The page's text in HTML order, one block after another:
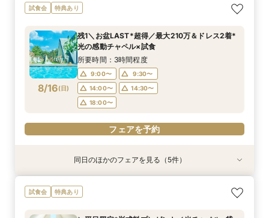
8/15(土)
＼1軒目限定★3万ギフト付／ドレス＆挙式料プレ
ゼント×和牛試食
9:00〜
14:30〜
18:00〜
フェアを予約
8/15(土)
【6名～30名の少人数婚】挙式＆会食Newプラ
ン誕生！無料試食付
9:00〜
14:30〜
18:00〜
フェアを予約
8/15(土)
【タイパ重視！60分で完結◎】オンラインで会
場案内＆相談会
10:00〜
15:00〜
18:30〜
フェアを予約
8/15(土)
【60分で完結】即決営業ナシで安心！気軽によ
りみちツアー
10:30〜 15:30〜
フェアを予約
8/15(土)
【会場見学2件目以上◎】短縮90分Fair*雰囲気
比較×見積相談会
9:00〜
14:30〜
18:00〜
フェアを予約
試食会 特典あり
8/16(日)
残1＼お盆LAST*超得／最大210万＆ドレス2着*
光の感動チャペル×試食
所要時間：3時間程度
9:00〜
9:30〜
14:00〜
14:30〜
18:00〜
フェアを予約
特典あり
＼1軒目限定★3万ギフト付／ドレス＆挙式料プレ
ゼント×和牛試食
特典あり
【6名～30名の少人数婚】挙式＆会食Newプラ
ン誕生！無料試食付
【タイパ重視！60分で完結◎】オンラインで会
場案内＆相談会
【会場見学2件目以上◎】短縮90分Fair*雰囲気
比較×見積相談会
【60分で完結】即決営業ナシで安心！気軽によ
りみちツアー
同日のほかのフェアを見る（5件）
試食会 特典あり